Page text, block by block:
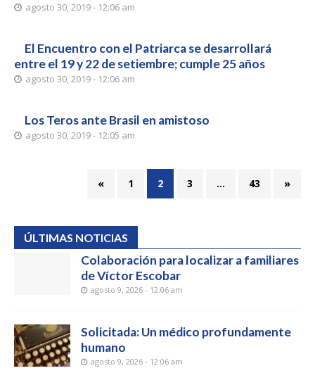
agosto 30, 2019 - 12:06 am
El Encuentro con el Patriarca se desarrollará
entre el 19 y 22 de setiembre; cumple 25 años
agosto 30, 2019 - 12:06 am
Los Teros ante Brasil en amistoso
agosto 30, 2019 - 12:05 am
« 1 2 3 … 43 »
ÚLTIMAS NOTICIAS
Colaboración para localizar a familiares
de Víctor Escobar
agosto 9, 2026 - 12:06 am
Solicitada: Un médico profundamente
humano
agosto 9, 2026 - 12:06 am